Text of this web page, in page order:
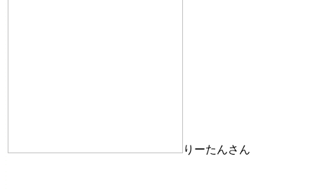
りーたんさん